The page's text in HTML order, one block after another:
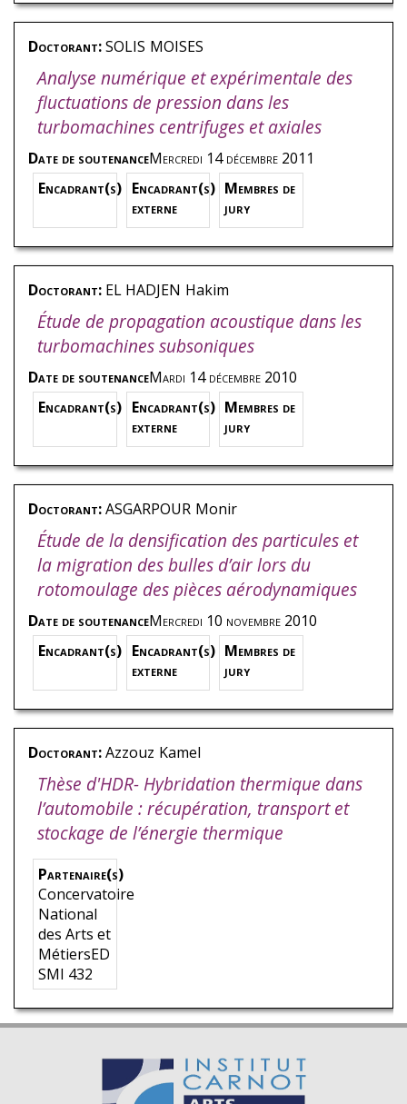
Doctorant:SOLIS MOISES
Analyse numérique et expérimentale des
fluctuations de pression dans les
turbomachines centrifuges et axiales
Date de soutenanceMercredi 14 décembre 2011
Encadrant(s) Encadrant(s)
externe
Membres de
jury
Doctorant: EL HADJEN Hakim
Étude de propagation acoustique dans les
turbomachines subsoniques
Date de soutenanceMardi 14 décembre 2010
Encadrant(s) Encadrant(s)
externe
Membres de
jury
Doctorant:ASGARPOUR Monir
Étude de la densification des particules et
la migration des bulles d’air lors du
rotomoulage des pièces aérodynamiques
Date de soutenanceMercredi 10 novembre 2010
Encadrant(s) Encadrant(s)
externe
Membres de
jury
Doctorant:Azzouz Kamel
Thèse d'HDR- Hybridation thermique dans
l’automobile : récupération, transport et
stockage de l’énergie thermique
Partenaire(s)
Concervatoire
National
des Arts et
MétiersED
SMI 432